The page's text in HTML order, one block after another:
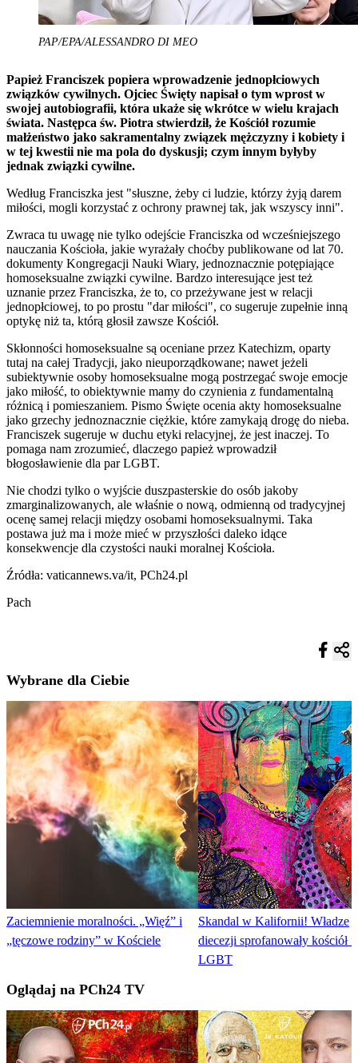
PAP/EPA/ALESSANDRO DI MEO
Papież Franciszek popiera wprowadzenie jednopłciowych
związków cywilnych. Ojciec Święty napisał o tym wprost w
swojej autobiografii, która ukaże się wkrótce w wielu krajach
świata. Następca św. Piotra stwierdził, że Kościół rozumie
małżeństwo jako sakramentalny związek mężczyzny i kobiety i
w tej kwestii nie ma pola do dyskusji; czym innym byłyby
jednak związki cywilne.
Według Franciszka jest "słuszne, żeby ci ludzie, którzy żyją darem
miłości, mogli korzystać z ochrony prawnej tak, jak wszyscy inni".
Zwraca tu uwagę nie tylko odejście Franciszka od wcześniejszego
nauczania Kościoła, jakie wyrażały choćby publikowane od lat 70.
dokumenty Kongregacji Nauki Wiary, jednoznacznie potępiające
homoseksualne związki cywilne. Bardzo interesujące jest też
uznanie przez Franciszka, że to, co przeżywane jest w relacji
jednopłciowej, to po prostu "dar miłości", co sugeruje zupełnie inną
optykę niż ta, którą głosił zawsze Kościół.
Skłonności homoseksualne są oceniane przez Katechizm, oparty
tutaj na całej Tradycji, jako nieuporządkowane; nawet jeżeli
subiektywnie osoby homoseksualne mogą postrzegać swoje emocje
jako miłość, to obiektywnie mamy do czynienia z fundamentalną
różnicą i pomieszaniem. Pismo Święte ocenia akty homoseksualne
jako grzechy jednoznacznie ciężkie, które zamykają drogę do nieba.
Franciszek sugeruje w duchu etyki relacyjnej, że jest inaczej. To
pomaga nam zrozumieć, dlaczego papież wprowadził
błogosławienie dla par LGBT.
Nie chodzi tylko o wyjście duszpasterskie do osób jakoby
zmarginalizowanych, ale właśnie o nową, odmienną od tradycyjnej
ocenę samej relacji między osobami homoseksualnymi. Taka
postawa już ma i może mieć w przyszłości daleko idące
konsekwencje dla czystości nauki moralnej Kościoła.
Źródła: vaticannews.va/it, PCh24.pl
Pach
Wybrane dla Ciebie
Zaciemnienie moralności. „Więź” i
„tęczowe rodziny” w Kościele
Skandal w Kalifornii! Władze
diecezji sprofanowały kościół
LGBT
Oglądaj na PCh24 TV